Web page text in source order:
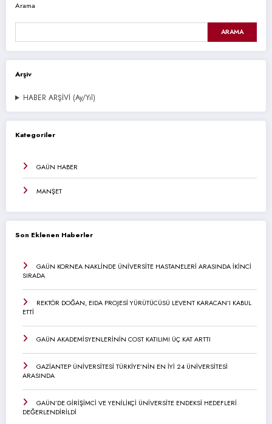
Arama
ARAMA
Arşiv
HABER ARŞİVİ (Ay/Yıl)
Kategoriler
GAÜN HABER
MANŞET
Son Eklenen Haberler
GAÜN KORNEA NAKLİNDE ÜNİVERSİTE HASTANELERİ ARASINDA İKİNCİ
SIRADA
REKTÖR DOĞAN, EIDA PROJESİ YÜRÜTÜCÜSÜ LEVENT KARACAN’I KABUL
ETTİ
GAÜN AKADEMİSYENLERİNİN COST KATILIMI ÜÇ KAT ARTTI
GAZİANTEP ÜNİVERSİTESİ TÜRKİYE’NİN EN İYİ 24 ÜNİVERSİTESİ
ARASINDA
GAÜN’DE GİRİŞİMCİ VE YENİLİKÇİ ÜNİVERSİTE ENDEKSİ HEDEFLERİ
DEĞERLENDİRİLDİ